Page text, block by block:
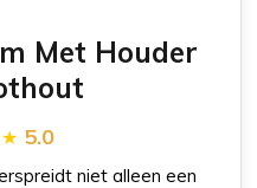
Met Houder
5.0
niet alleen een